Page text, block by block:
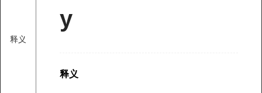
释义
y
释义